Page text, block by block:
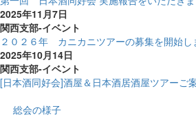
2025年11月7日
関西支部-イベント
２０２６年 カニカニツアーの募集を開始し
2025年10月14日
関西支部-イベント
[日本酒同好会]酒屋＆日本酒居酒屋ツアーご
総会の様子